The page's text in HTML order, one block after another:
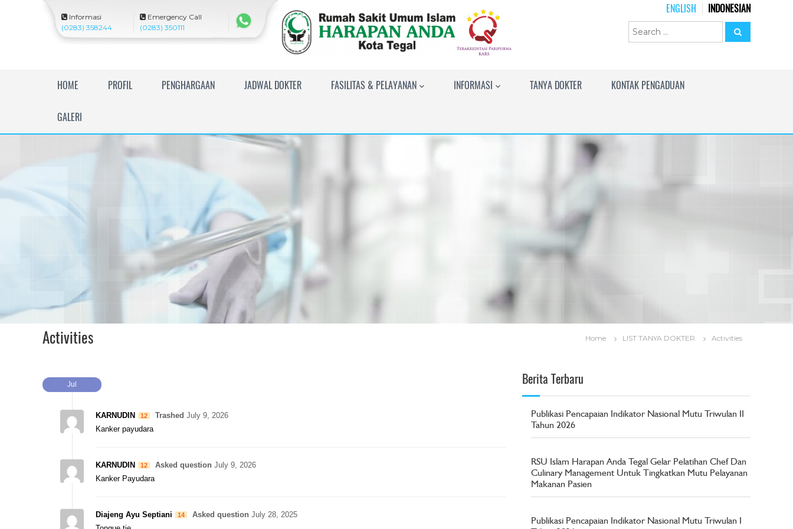
Informasi
(0283) 358244
Emergency Call
(0283) 350111
ENGLISH INDONESIAN
s
n
HOME PROFIL PENGHARGAAN JADWAL DOKTER FASILITAS & PELAYANAN INFORMASI TANYA DOKTER KONTAK PENGADUAN
GALERI
Activities Home LIST TANYA DOKTER Activities
Jul
KARNUDIN 12 Trashed July 9, 2026
Kanker payudara
KARNUDIN 12 Asked question July 9, 2026
Kanker Payudara
Diajeng Ayu Septiani 14 Asked question July 28, 2025
Berita Terbaru
Publikasi Pencapaian Indikator Nasional Mutu Triwulan II
Tahun 2026
RSU Islam Harapan Anda Tegal Gelar Pelatihan Chef Dan
Culinary Management Untuk Tingkatkan Mutu Pelayanan
Makanan Pasien
Publikasi Pencapaian Indikator Nasional Mutu Triwulan I